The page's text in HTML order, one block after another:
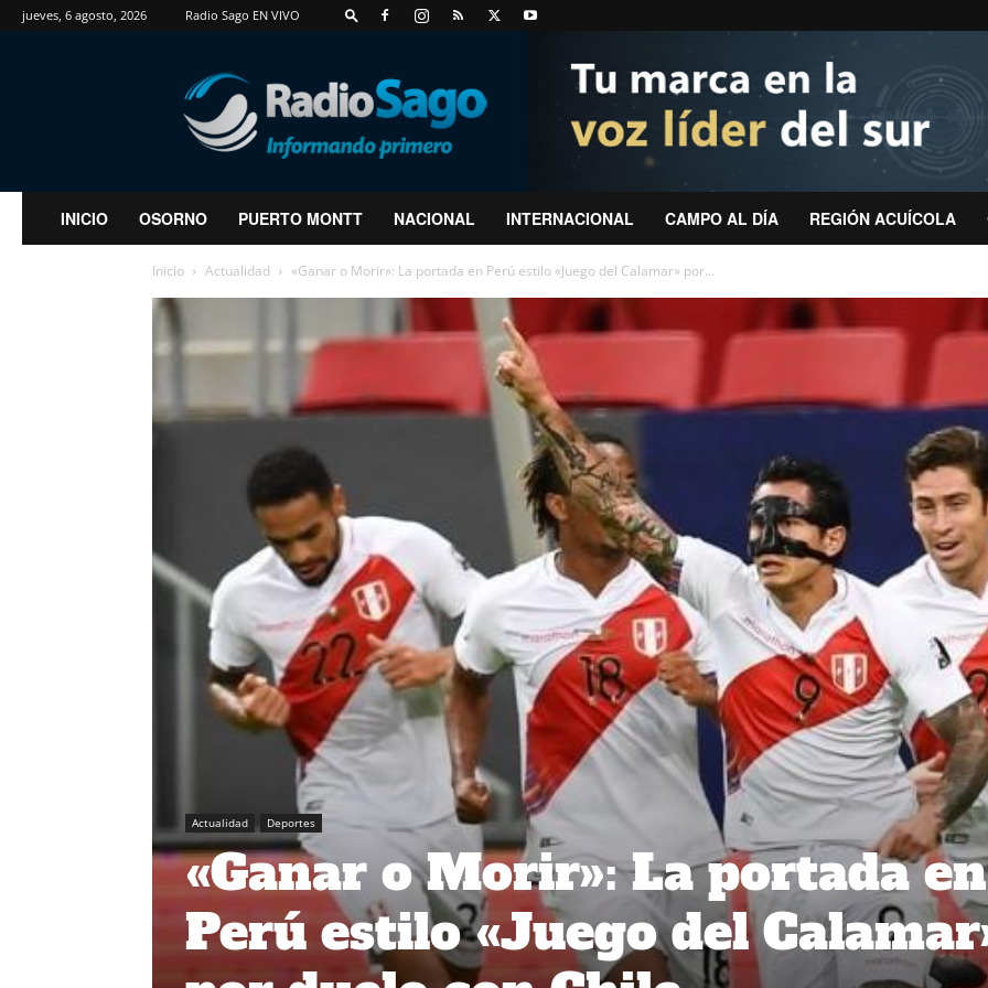
jueves, 6 agosto, 2026 Radio Sago EN VIVO
RadioSago
INICIO OSORNO PUERTO MONTT NACIONAL INTERNACIONAL CAMPO AL DÍA REGIÓN ACUÍCOLA
Inicio Actualidad «Ganar o Morir»: La portada en Perú estilo «Juego del Calamar» por...
Actualidad Deportes
«Ganar o Morir»: La portada en
Perú estilo «Juego del